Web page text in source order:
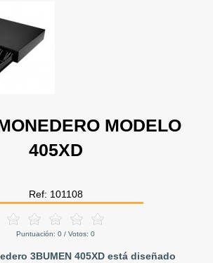
MODELO
405XD
Ref: 101108
Puntuación: 0 / Votos: 0
3BUMEN 405XD está diseñado